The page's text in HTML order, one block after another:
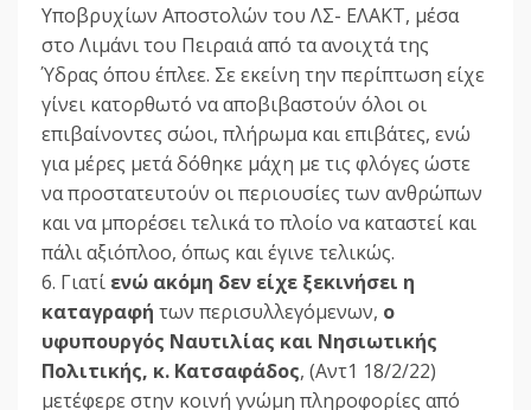
Υποβρυχίων Αποστολών του ΛΣ- ΕΛΑΚΤ, μέσα
στο Λιμάνι του Πειραιά από τα ανοιχτά της
Ύδρας όπου έπλεε. Σε εκείνη την περίπτωση είχε
γίνει κατορθωτό να αποβιβαστούν όλοι οι
επιβαίνοντες σώοι, πλήρωμα και επιβάτες, ενώ
για μέρες μετά δόθηκε μάχη με τις φλόγες ώστε
να προστατευτούν οι περιουσίες των ανθρώπων
και να μπορέσει τελικά το πλοίο να καταστεί και
πάλι αξιόπλοο, όπως και έγινε τελικώς.
6. Γιατί ενώ ακόμη δεν είχε ξεκινήσει η
καταγραφή των περισυλλεγόμενων, ο
υφυπουργός Ναυτιλίας και Νησιωτικής
Πολιτικής, κ. Κατσαφάδος, (Αντ1 18/2/22)
μετέφερε στην κοινή γνώμη πληροφορίες από